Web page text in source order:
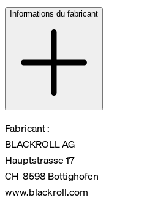
Informations du fabricant
Fabricant :
BLACKROLL AG
Hauptstrasse 17
CH-8598 Bottighofen
www.blackroll.com